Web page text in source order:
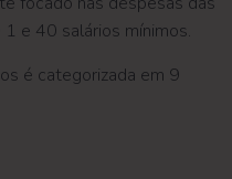
e 40 salários mínimos.
é categorizada em 9